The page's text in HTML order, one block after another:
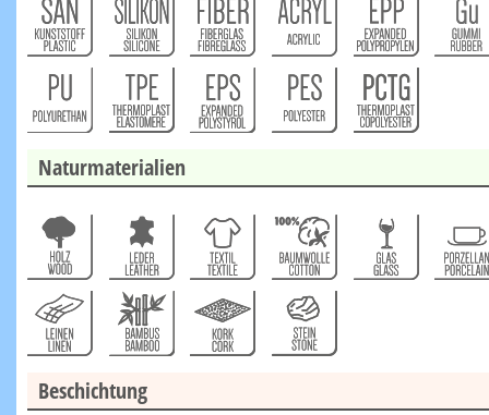
Naturmaterialien
Beschichtung